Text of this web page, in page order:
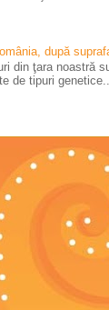
după
din ţara noastră
de tipuri